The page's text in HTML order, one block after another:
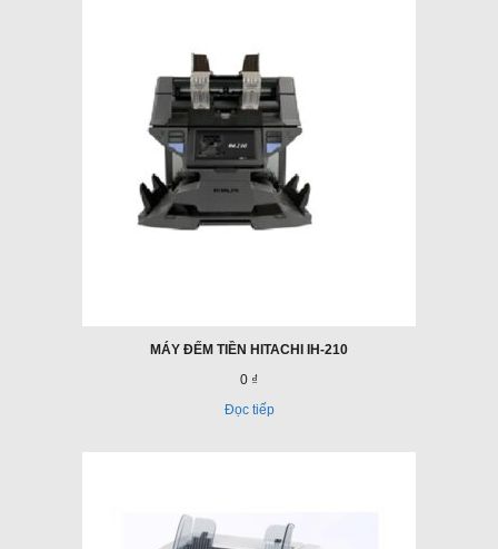
MÁY ĐẾM TIỀN HITACHI IH-210
0 ₫
Đọc tiếp